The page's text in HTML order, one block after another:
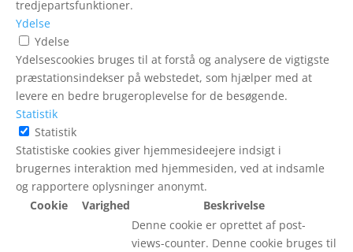
tredjepartsfunktioner.
Ydelse
Ydelse
Ydelsescookies bruges til at forstå og analysere de vigtigste
præstationsindekser på webstedet, som hjælper med at
levere en bedre brugeroplevelse for de besøgende.
Statistik
Statistik
Statistiske cookies giver hjemmesideejere indsigt i
brugernes interaktion med hjemmesiden, ved at indsamle
og rapportere oplysninger anonymt.
Cookie
Varighed Beskrivelse
Denne cookie er oprettet af post-
views-counter. Denne cookie bruges til